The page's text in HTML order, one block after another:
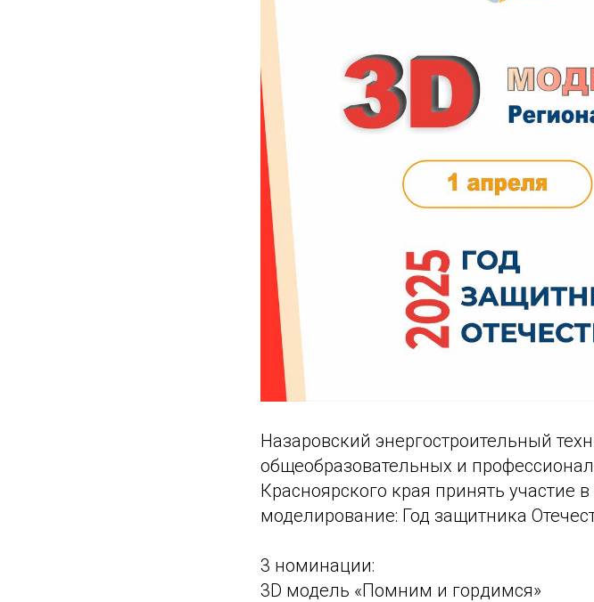
Назаровский энергостроительный
общеобразовательных и
Красноярского края принять участие
моделирование: Год защитника
3 номинации:
3D модель «Помним и гордимся»